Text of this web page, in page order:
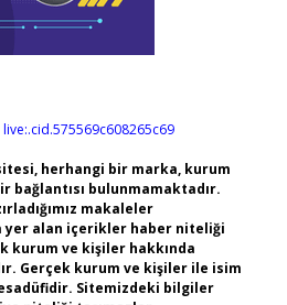
live:.cid.575569c608265c69
herhangi bir marka, kurum
bağlantısı bulunmamaktadır.
makaleler
yer alan içerikler haber niteliği
kurum ve kişiler hakkında
Gerçek kurum ve kişiler ile isim
Sitemizdeki bilgiler